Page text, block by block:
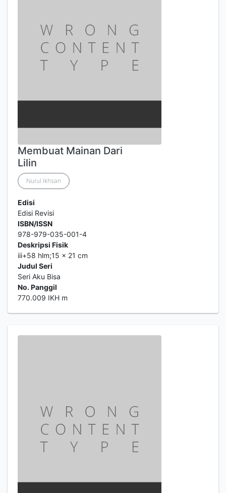
Membuat Mainan Dari
Lilin
Nurul Ikhsan
Edisi
Edisi Revisi
ISBN/ISSN
978-979-035-001-4
Deskripsi Fisik
iii+58 hlm;15 x 21 cm
Judul Seri
Seri Aku Bisa
No. Panggil
770.009 IKH m